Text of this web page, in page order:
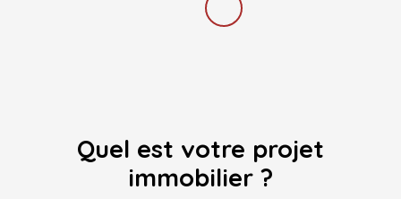
Quel est votre projet
immobilier ?